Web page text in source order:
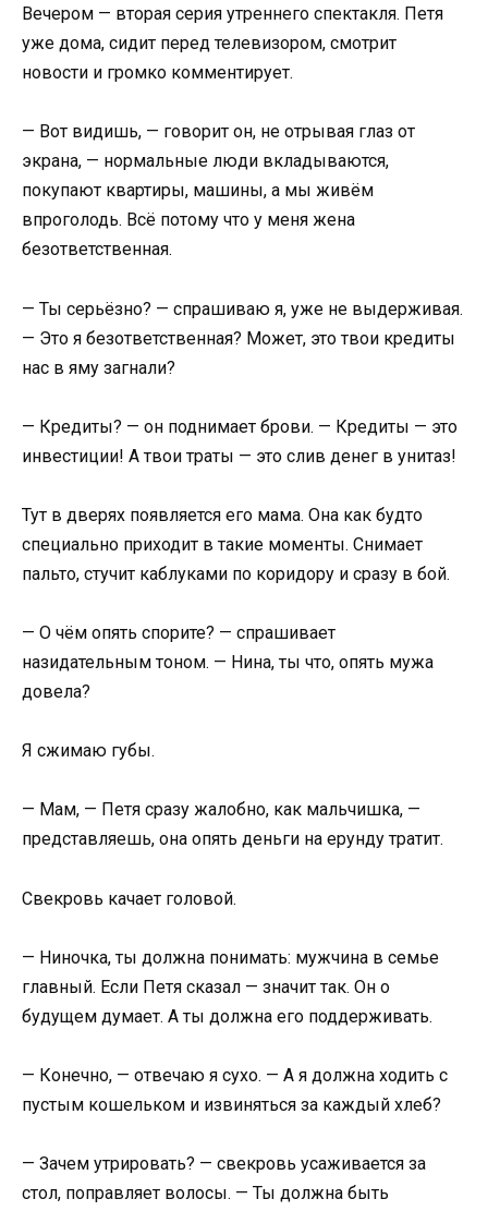
Вечером — вторая серия утреннего спектакля. Петя
уже дома, сидит перед телевизором, смотрит
новости и громко комментирует.
— Вот видишь, — говорит он, не отрывая глаз от
экрана, — нормальные люди вкладываются,
покупают квартиры, машины, а мы живём
впроголодь. Всё потому что у меня жена
безответственная.
— Ты серьёзно? — спрашиваю я, уже не выдерживая.
— Это я безответственная? Может, это твои кредиты
нас в яму загнали?
— Кредиты? — он поднимает брови. — Кредиты — это
инвестиции! А твои траты — это слив денег в унитаз!
Тут в дверях появляется его мама. Она как будто
специально приходит в такие моменты. Снимает
пальто, стучит каблуками по коридору и сразу в бой.
— О чём опять спорите? — спрашивает
назидательным тоном. — Нина, ты что, опять мужа
довела?
Я сжимаю губы.
— Мам, — Петя сразу жалобно, как мальчишка, —
представляешь, она опять деньги на ерунду тратит.
Свекровь качает головой.
— Ниночка, ты должна понимать: мужчина в семье
главный. Если Петя сказал — значит так. Он о
будущем думает. А ты должна его поддерживать.
— Конечно, — отвечаю я сухо. — А я должна ходить с
пустым кошельком и извиняться за каждый хлеб?
— Зачем утрировать? — свекровь усаживается за
стол, поправляет волосы. — Ты должна быть